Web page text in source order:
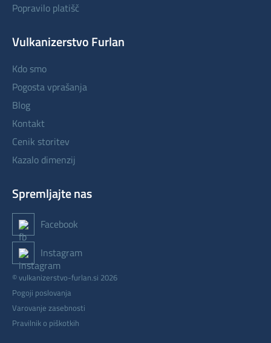
popravilo platišč
Vulkanizerstvo Furlan
kdo smo
pogosta vprašanja
blog
kontakt
cenik storitev
kazalo dimenzij
Spremljajte nas
Facebook
Instagram
© vulkanizerstvo-furlan.si 2026
Pogoji poslovanja
Varovanje zasebnosti
Pravilnik o piškotkih